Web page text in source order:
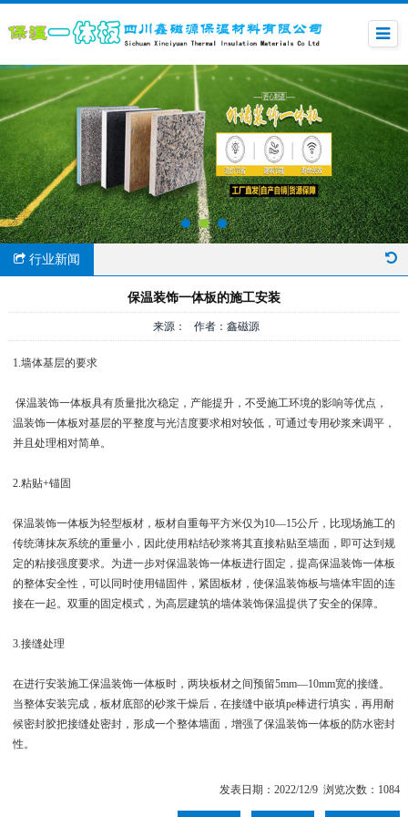
行业新闻
保温装饰一体板的施工安装
来源： 作者：鑫磁源
1.墙体基层的要求
保温装饰一体板具有质量批次稳定，产能提升，不受施工环境的影响等优点，
温装饰一体板对基层的平整度与光洁度要求相对较低，可通过专用砂浆来调平，
并且处理相对简单。
2.粘贴+锚固
保温装饰一体板为轻型板材，板材自重每平方米仅为10—15公斤，比现场施工的
传统薄抹灰系统的重量小，因此使用粘结砂浆将其直接粘贴至墙面，即可达到规
定的粘接强度要求。为进一步对保温装饰一体板进行固定，提高保温装饰一体板
的整体安全性，可以同时使用锚固件，紧固板材，使保温装饰板与墙体牢固的连
接在一起。双重的固定模式，为高层建筑的墙体装饰保温提供了安全的保障。
3.接缝处理
在进行安装施工保温装饰一体板时，两块板材之间预留5mm—10mm宽的接缝。
当整体安装完成，板材底部的砂浆干燥后，在接缝中嵌填pe棒进行填实，再用耐
候密封胶把接缝处密封，形成一个整体墙面，增强了保温装饰一体板的防水密封
性。
发表日期：2022/12/9 浏览次数：1084